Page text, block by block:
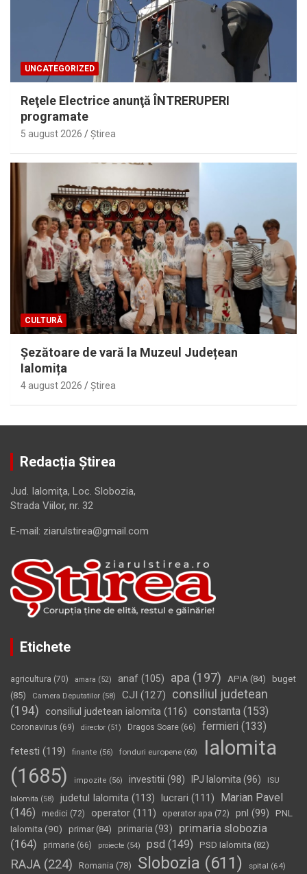
UNCATEGORIZED
Reţele Electrice anunţă ÎNTRERUPERI
programate
5 august 2026 Ştirea
CULTURĂ
Șezătoare de vară la Muzeul Județean
Ialomița
4 august 2026 Ştirea
Redacția Știrea
Jud. Ialomiţa, Loc. Slobozia,
Strada Viilor, nr. 32
E-mail: ziarulstirea@gmail.com
Etichete
agricultura (70) amara (52) anaf (105) apa (197) APIA (84)
buget
(85)
Camera Deputatilor (58) CJI (127)
consiliul judetean
(194) consiliul judetean ialomita (116) constanta (153)
Coronavirus (69) director (51) Dragos Soare (66) fermieri (133)
fetesti (119) finante (56) fonduri europene (60)
Ialomita
(1685)
impozite (56) investitii (98) IPJ Ialomita (96) ISU
Ialomita (58) judetul Ialomita (113) lucrari (111)
Marian Pavel
(146)
medici (72) operator (111) operator apa (72) pnl (99)
PNL
Ialomita (90) primar(84) primaria (93)
primaria slobozia
(164)
primarie (66) proiecte (54) psd (149) PSD Ialomita (82)
RAJA (224) Romania (78) Slobozia (611) spital (64)